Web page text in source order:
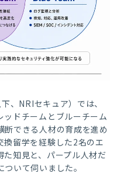
、NRIセキュア）では、
ドチームとブルーチーム
できる人材の育成を進め
換留学を経験した2名のエ
知見と、パープル人材だ
いて伺いました。